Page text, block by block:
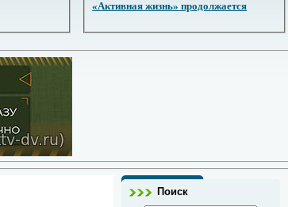
«Активная жизнь» продолжается
Поиск